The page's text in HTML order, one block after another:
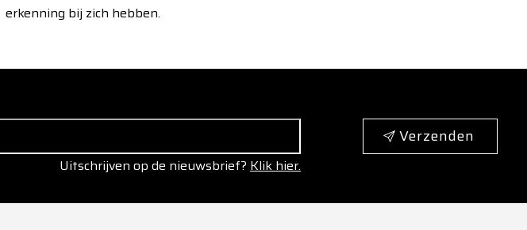
erkenning bij zich hebben.
Verzenden
Uitschrijven op de nieuwsbrief? Klik hier.